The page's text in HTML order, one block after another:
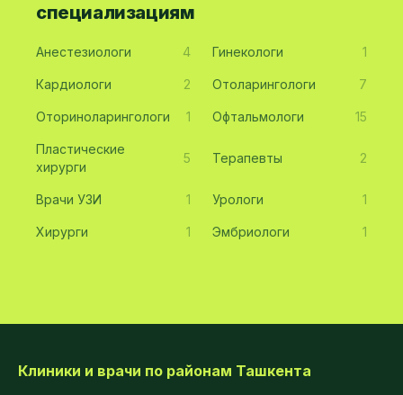
специализациям
Анестезиологи 4 Гинекологи 1
Кардиологи 2 Отоларингологи 7
Оториноларингологи 1 Офтальмологи 15
Пластические
хирурги
5 Терапевты 2
Врачи УЗИ 1 Урологи 1
Хирурги 1 Эмбриологи 1
Клиники и врачи по районам Ташкента